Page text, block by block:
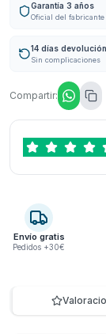
Garantía 3 años
Oficial del fabricante
14 días devolución
Sin complicaciones
Compartir:
Envío gratis
Pedidos +30€